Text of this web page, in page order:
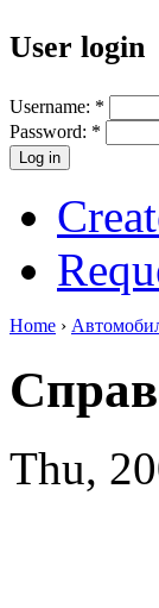
User login
Username: *
Password: *
Home ›
Thu,